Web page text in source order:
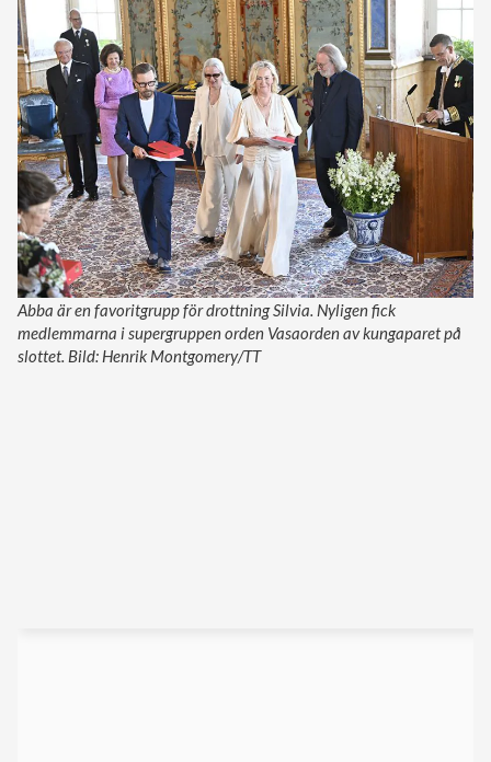
Abba är en favoritgrupp för drottning Silvia. Nyligen fick
medlemmarna i supergruppen orden Vasaorden av kungaparet på
slottet. Bild: Henrik Montgomery/TT